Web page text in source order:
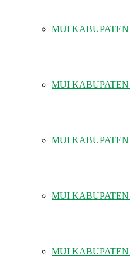
MUI
MUI
MUI
MUI KABUPATEN
MUI